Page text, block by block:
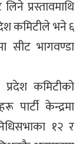
प्रस्तावमाथि
कमिटीले भने ६
सीट भागवण्डा
कमिटीको
पार्टी केन्द्रमा
१२ र